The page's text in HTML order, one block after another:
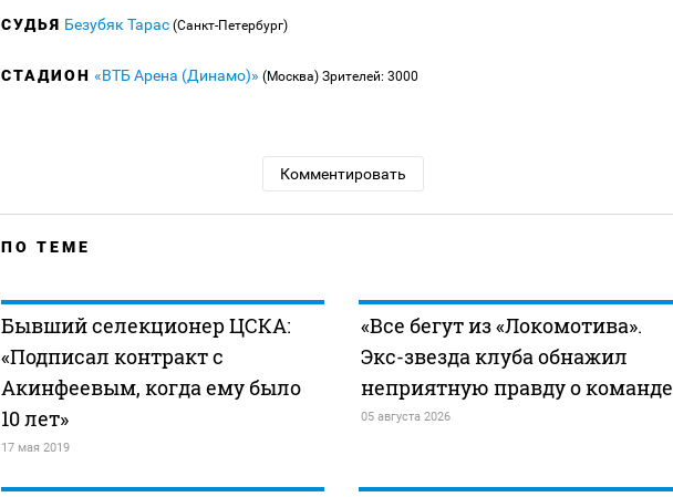
СУДЬЯ Безубяк Тарас (Санкт-Петербург)
СТАДИОН «ВТБ Арена (Динамо)» (Москва) Зрителей: 3000
Комментировать
ПО ТЕМЕ
Бывший селекционер ЦСКА:
«Подписал контракт с
Акинфеевым, когда ему было
10 лет»
17 мая 2019
«Все бегут из «Локомотива».
Экс-звезда клуба обнажил
неприятную правду о команде
05 августа 2026